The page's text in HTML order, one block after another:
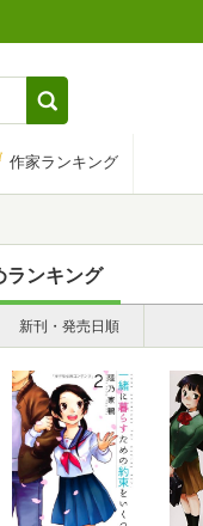
作家ランキング
ランキング
新刊・発売日順